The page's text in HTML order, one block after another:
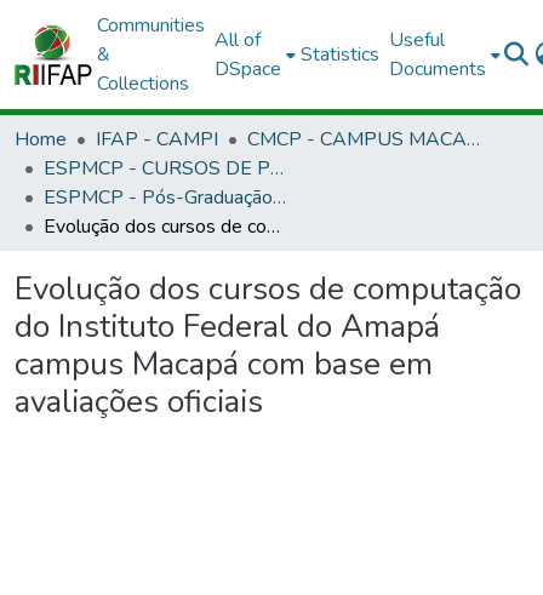
Communities
&
Collections
All of
DSpace
Statistics
Useful
Documents
Home IFAP - CAMPI
CMCP - CAMPUS MACAPÁ
ESPMCP - CURSOS DE PÓS-GRADUAÇÃO LATO SENSU - CAMPUS MACAPÁ
ESPMCP - Pós-Graduação em Docência na Educação Profissional e Tecnológica
Evolução dos cursos de computação do Instituto Federal do Amapá campus Macapá com base em avaliações oficiais
Evolução dos cursos de computação
do Instituto Federal do Amapá
campus Macapá com base em
avaliações oficiais